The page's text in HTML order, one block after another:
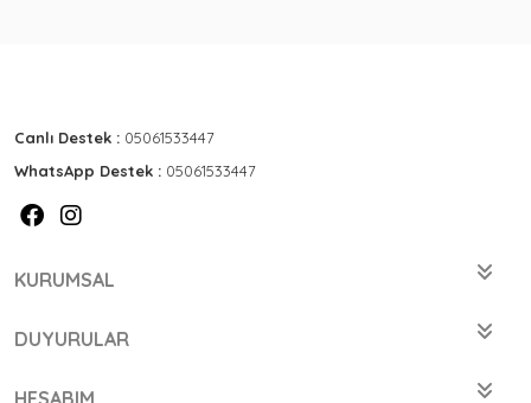
Canlı Destek : 05061533447
WhatsApp Destek : 05061533447
KURUMSAL
DUYURULAR
HESABIM